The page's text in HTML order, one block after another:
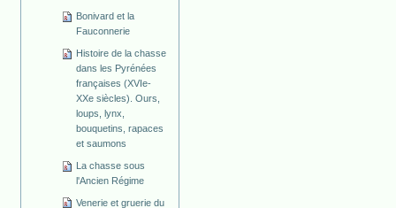
Bonivard et la
Fauconnerie
Histoire de la chasse
dans les Pyrénées
françaises (XVIe-
XXe siècles). Ours,
loups, lynx,
bouquetins, rapaces
et saumons
La chasse sous
l'Ancien Régime
Venerie et gruerie du